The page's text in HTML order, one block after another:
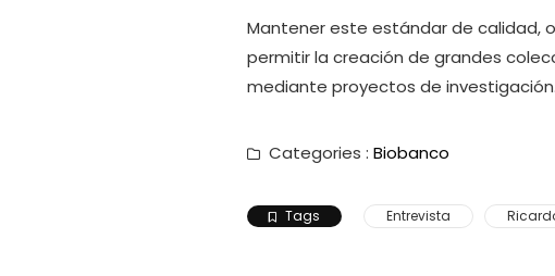
Mantener este estándar de calidad,
permitir la creación de grandes
mediante proyectos de investigación.
Categories :Biobanco
Tags Entrevista